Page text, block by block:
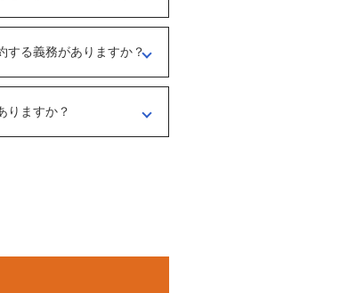
メッセージのやりとりになり
ンライン面談を行うことをお
する義務がありますか？
かを確認する目的もあるた
りますか？